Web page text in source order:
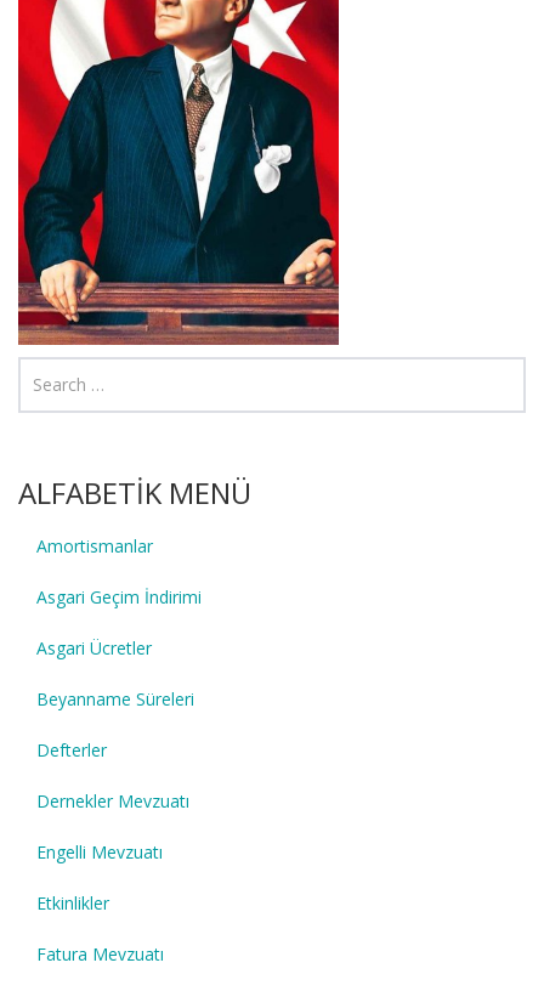
ALFABETİK MENÜ
Amortismanlar
Asgari Geçim İndirimi
Asgari Ücretler
Beyanname Süreleri
Defterler
Dernekler Mevzuatı
Engelli Mevzuatı
Etkinlikler
Fatura Mevzuatı